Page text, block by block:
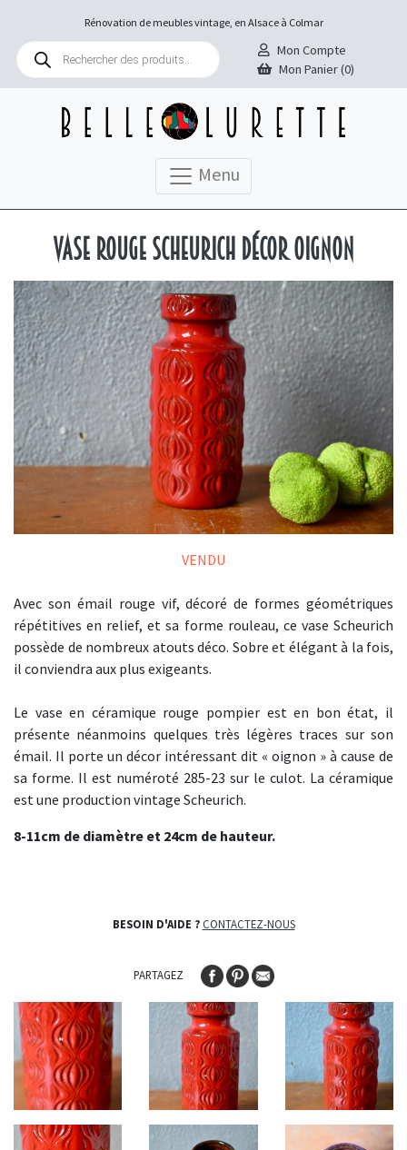
Rénovation de meubles vintage, en Alsace à Colmar
Recherche
produits
Mon Compte
Mon Panier (0)
Menu
Vase rouge Scheurich décor oignon
VENDU
Avec son émail rouge vif, décoré de formes géométriques
répétitives en relief, et sa forme rouleau, ce vase Scheurich
possède de nombreux atouts déco. Sobre et élégant à la fois,
il conviendra aux plus exigeants.
Le vase en céramique rouge pompier est en bon état, il
présente néanmoins quelques très légères traces sur son
émail. Il porte un décor intéressant dit « oignon » à cause de
sa forme. Il est numéroté 285-23 sur le culot. La céramique
est une production vintage Scheurich.
8-11cm de diamètre et 24cm de hauteur.
BESOIN D'AIDE ? CONTACTEZ-NOUS
PARTAGEZ